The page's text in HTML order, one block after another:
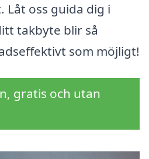
Låt oss guida dig i
takbyte blir så
som möjligt!
gratis och utan